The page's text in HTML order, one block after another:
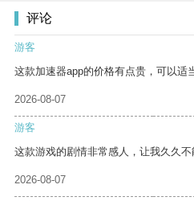
评论
游客
这款加速器app的价格有点贵，可以适
2026-08-07
游客
这款游戏的剧情非常感人，让我久久不
2026-08-07